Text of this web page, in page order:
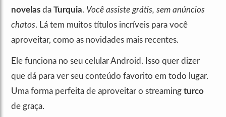
novelas da Turquia. Você assiste grátis, sem anúncios
chatos. Lá tem muitos títulos incríveis para você
aproveitar, como as novidades mais recentes.
Ele funciona no seu celular Android. Isso quer dizer
que dá para ver seu conteúdo favorito em todo lugar.
Uma forma perfeita de aproveitar o streaming turco
de graça.